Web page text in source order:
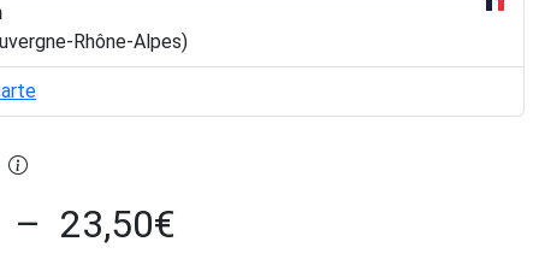
Rhône-Alpes)
– 23,50€